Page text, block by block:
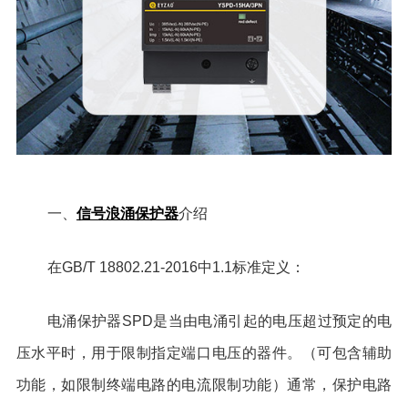
一、 信号浪涌保护器介绍
在GB/T 18802.21-2016中1.1标准定义：
电涌保护器SPD是当由电涌引起的电压超过预定的电
压水平时，用于限制指定端口电压的器件。（可包含辅助
功能，如限制终端电路的电流限制功能）通常，保护电路